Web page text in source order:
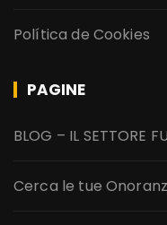
Política de Cookies
PAGINE
BLOG – IL SETTORE
Cerca le tue